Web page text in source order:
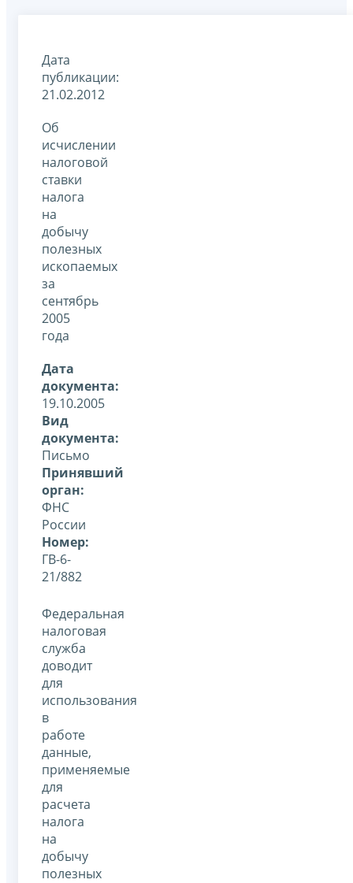
Дата
публикации:
21.02.2012
Об
исчислении
налоговой
ставки
налога
на
добычу
полезных
ископаемых
за
сентябрь
2005
года
Дата
документа:
19.10.2005
Вид
документа:
Письмо
Принявший
орган:
ФНС
России
Номер:
ГВ-6-
21/882
Федеральная
налоговая
служба
доводит
для
использования
в
работе
данные,
применяемые
для
расчета
налога
на
добычу
полезных